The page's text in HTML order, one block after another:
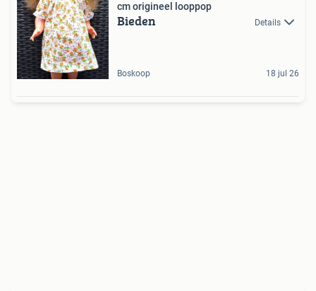
cm origineel looppop
Bieden Details
Boskoop 18 jul 26